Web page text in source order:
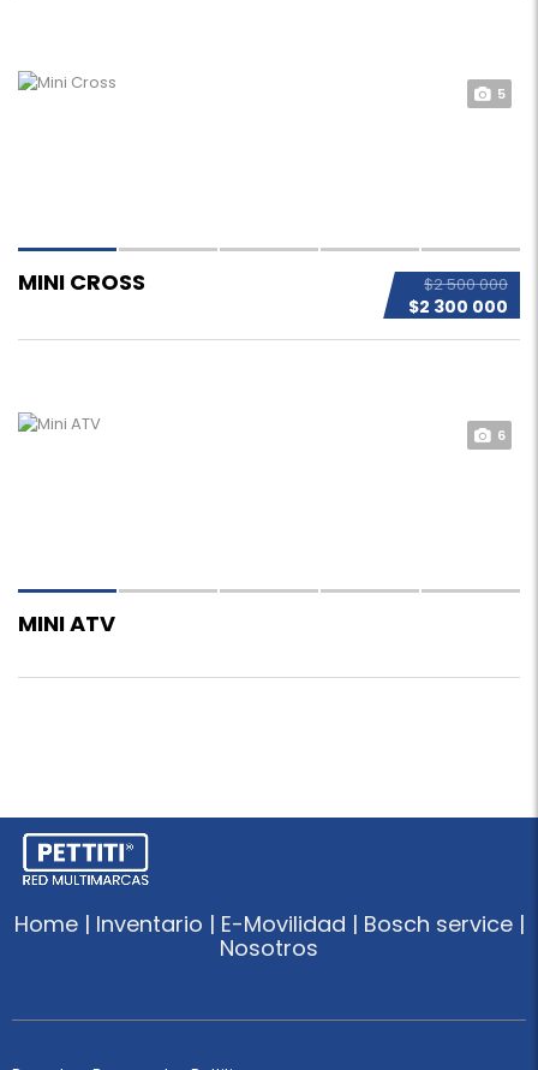
5
$2 500 000
$2 300 000
MINI CROSS
6
MINI ATV
Home | Inventario | E-Movilidad | Bosch service |
Nosotros